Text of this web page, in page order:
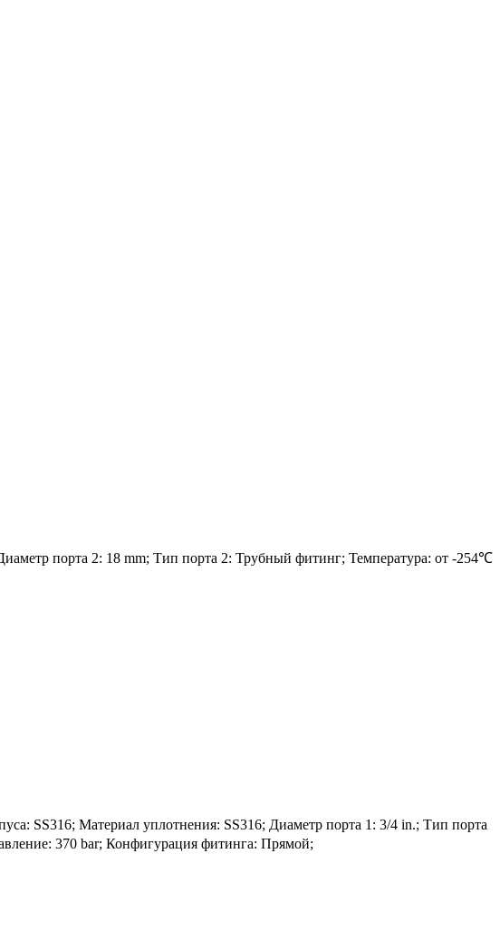
порта 2: 18 mm; Тип порта 2: Трубный фитинг; Температура: от -254℃
SS316; Материал уплотнения: SS316; Диаметр порта 1: 3/4 in.; Тип порта
370 bar; Конфигурация фитинга: Прямой;